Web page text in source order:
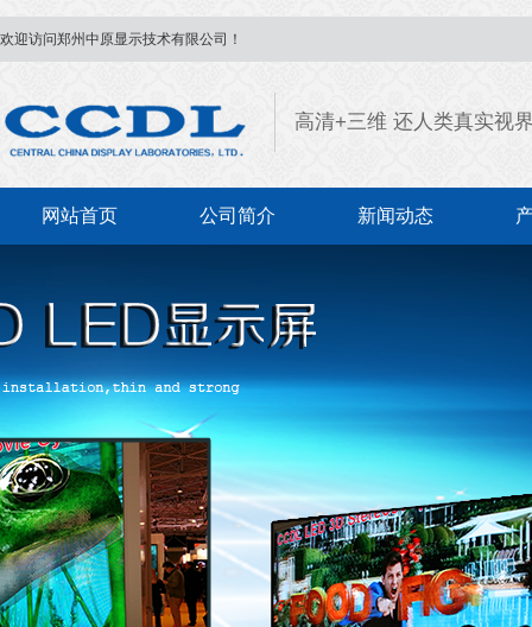
欢迎访问郑州中原显示技术有限公司！
高清+三维 还人类真实视
网站首页 公司简介 新闻动态